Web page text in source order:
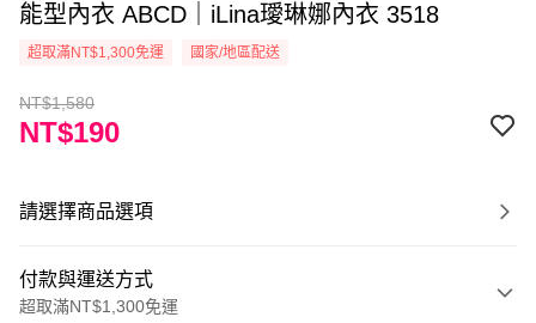
能型內衣 ABCD｜iLina璦琳娜內衣 3518
超取滿NT$1,300免運 國家/地區配送
NT$1,580
NT$190
請選擇商品選項
付款與運送方式
超取滿NT$1,300免運